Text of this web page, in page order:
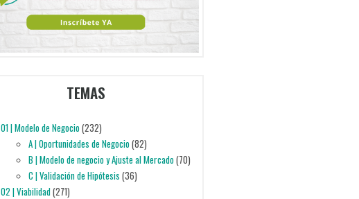
TEMAS
01 | Modelo de Negocio(232)
A | Oportunidades de Negocio(82)
B | Modelo de negocio y Ajuste al Mercado(70)
C | Validación de Hipótesis (36)
02 | Viabilidad(271)